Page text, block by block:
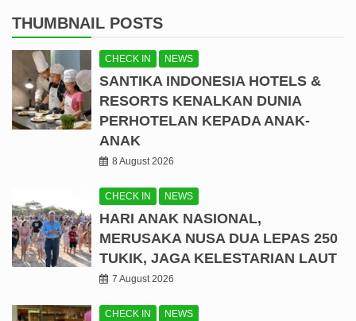
THUMBNAIL POSTS
CHECK IN NEWS
SANTIKA INDONESIA HOTELS &
RESORTS KENALKAN DUNIA
PERHOTELAN KEPADA ANAK-
ANAK
8 August 2026
CHECK IN NEWS
HARI ANAK NASIONAL,
MERUSAKA NUSA DUA LEPAS 250
TUKIK, JAGA KELESTARIAN LAUT
7 August 2026
CHECK IN NEWS